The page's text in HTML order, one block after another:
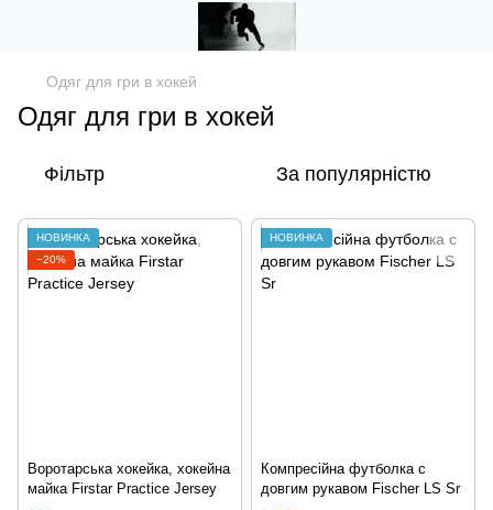
Одяг для гри в хокей
Одяг для гри в хокей
Фільтр За популярністю
НОВИНКА
−20%
Воротарська хокейка, хокейна
майка Firstar Practice Jersey
НОВИНКА
Компресійна футболка с
довгим рукавом Fischer LS Sr